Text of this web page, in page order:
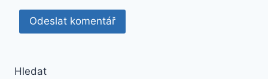
Hledat